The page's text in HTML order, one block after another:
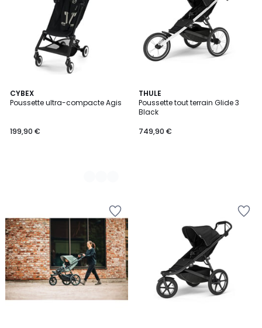
CYBEX
Poussette ultra-compacte Agis
199,90 €
3
Couleurs
THULE
Poussette tout terrain Glide 3
Black
749,90 €